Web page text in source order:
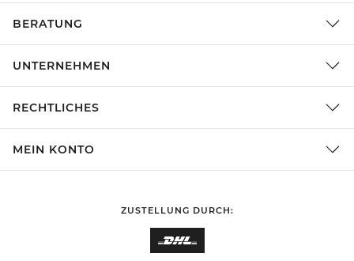
BERATUNG
UNTERNEHMEN
RECHTLICHES
MEIN KONTO
ZUSTELLUNG DURCH: